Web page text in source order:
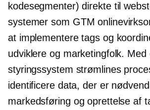
kodesegmenter) direkte til
systemer som GTM
at implementere tags og
udviklere og marketingfolk. Med
styringssystem strømlines
identificere data, der er
markedsføring og oprettelse af